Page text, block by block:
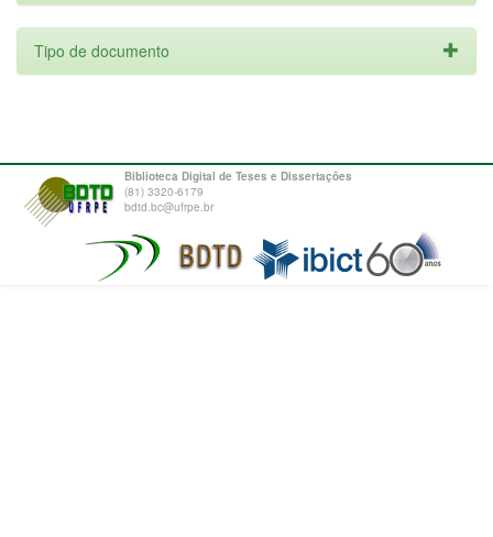
Tipo de documento
Biblioteca Digital de Teses e Dissertações
(81) 3320-6179
bdtd.bc@ufrpe.br